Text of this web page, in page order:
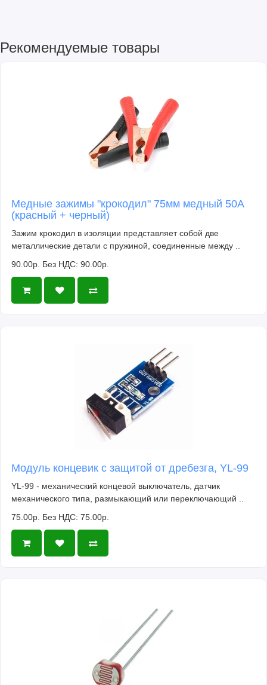
Рекомендуемые товары
Медные зажимы "крокодил" 75мм медный 50A
(красный + черный)
Зажим крокодил в изоляции представляет собой две
металлические детали с пружиной, соединенные между ..
90.00р. Без НДС: 90.00р.
Модуль концевик с защитой от дребезга, YL-99
YL-99 - механический концевой выключатель, датчик
механического типа, размыкающий или переключающий ..
75.00р. Без НДС: 75.00р.